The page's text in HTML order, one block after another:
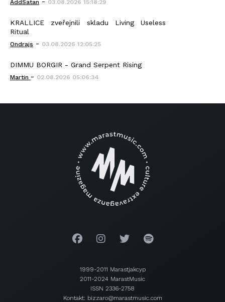
AddSatan 03.08.2026 15:18:29
KRALLICE zveřejnili skladu Living Useless
Ritual
Ondrajs - 03.08.2026 12:05:25
DIMMU BORGIR - Grand Serpent Rising
Martin - 02.08.2026 05:06:34
1999-2011 Marastjakcyp
2011-2024 MarastMusic
ISSN 2336-2758
Kontakt: bizzaro@marastmusic.com